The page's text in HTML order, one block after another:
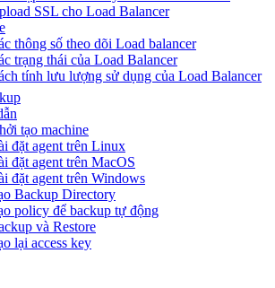
SSL cho Load Balancer
thông số theo dõi Load balancer
trạng thái của Load Balancer
tính lưu lượng sử dụng của Load Balancer
tạo machine
đặt agent trên Linux
đặt agent trên MacOS
đặt agent trên Windows
Backup Directory
policy để backup tự động
và Restore
lại access key